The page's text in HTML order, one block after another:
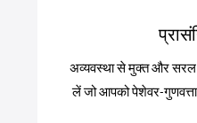
अव्यवस्था से मुक्त और
लें जो आपको पेशेवर-